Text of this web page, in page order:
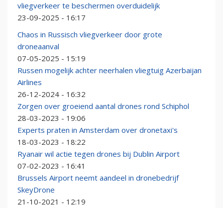
vliegverkeer te beschermen overduidelijk
23-09-2025 - 16:17
Chaos in Russisch vliegverkeer door grote
droneaanval
07-05-2025 - 15:19
Russen mogelijk achter neerhalen vliegtuig Azerbaijan
Airlines
26-12-2024 - 16:32
Zorgen over groeiend aantal drones rond Schiphol
28-03-2023 - 19:06
Experts praten in Amsterdam over dronetaxi's
18-03-2023 - 18:22
Ryanair wil actie tegen drones bij Dublin Airport
07-02-2023 - 16:41
Brussels Airport neemt aandeel in dronebedrijf
SkeyDrone
21-10-2021 - 12:19